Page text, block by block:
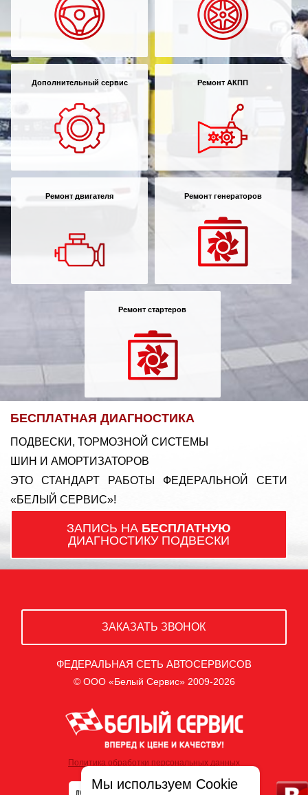
Дополнительный сервис Ремонт АКПП
Ремонт двигателя Ремонт генераторов
Ремонт стартеров
БЕСПЛАТНАЯ ДИАГНОСТИКА
ПОДВЕСКИ, ТОРМОЗНОЙ СИСТЕМЫ
ШИН И АМОРТИЗАТОРОВ
ЭТО СТАНДАРТ РАБОТЫ ФЕДЕРАЛЬНОЙ СЕТИ
«БЕЛЫЙ СЕРВИС»!
ЗАПИСЬ НА БЕСПЛАТНУЮ
ДИАГНОСТИКУ ПОДВЕСКИ
ЗАКАЗАТЬ ЗВОНОК
ФЕДЕРАЛЬНАЯ СЕТЬ АВТОСЕРВИСОВ
© ООО «Белый Сервис» 2009-2026
Политика обработки персональных данных
Мы используем Cookie